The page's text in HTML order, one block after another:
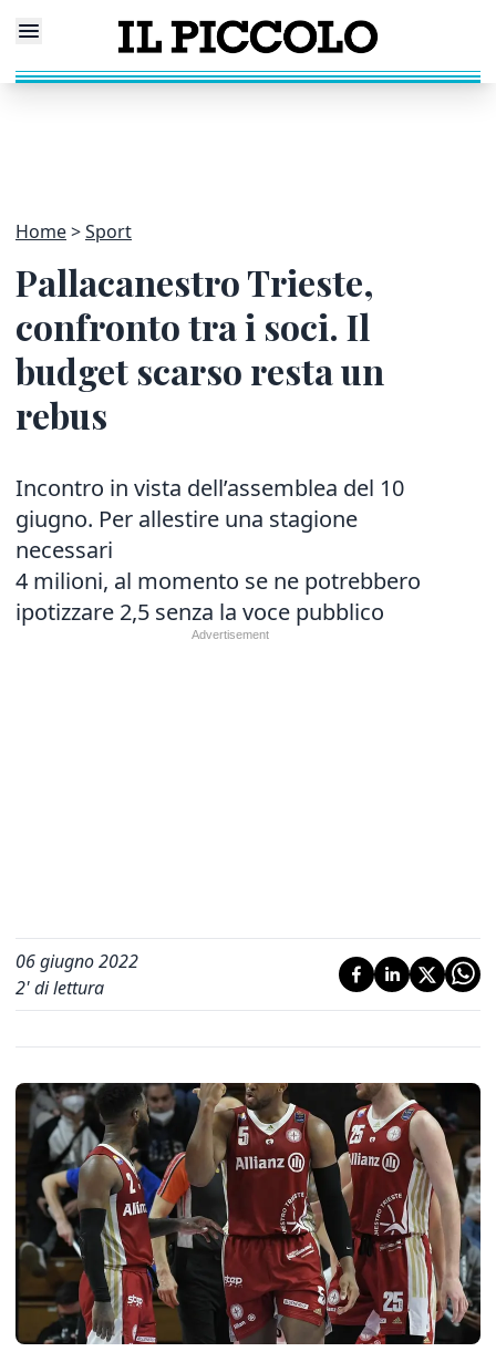
Home Sport
Pallacanestro Trieste,
confronto tra i soci. Il
budget scarso resta un
rebus
Incontro in vista dell’assemblea del 10
giugno. Per allestire una stagione
necessari
4 milioni, al momento se ne potrebbero
ipotizzare 2,5 senza la voce pubblico
06 giugno 2022
2' di lettura